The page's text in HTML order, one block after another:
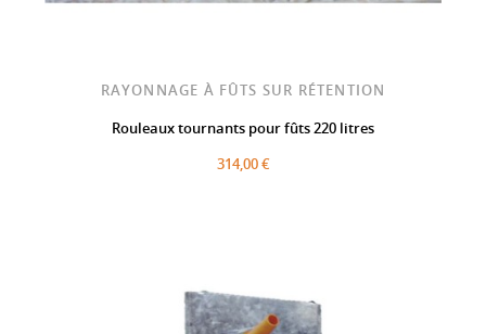
RAYONNAGE À FÛTS SUR RÉTENTION
Rouleaux tournants pour fûts 220 litres
314,00 €